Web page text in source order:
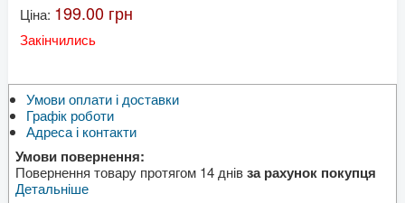
Ціна: 199.00 грн
Закінчились
Умови оплати і доставки
Графік роботи
Адреса і контакти
Умови повернення:
Повернення товару протягом 14 днівза рахунок покупця
Детальніше